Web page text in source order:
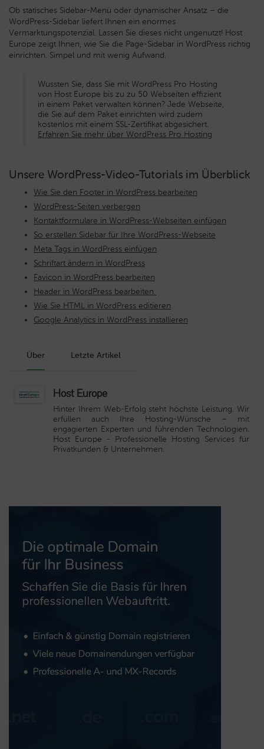
Ob statisches Sidebar-Menü oder dynamischer Ansatz – die
WordPress-Sidebar liefert Ihnen ein enormes
Vermarktungspotenzial. Lassen Sie dieses nicht ungenutzt! Host
Europe zeigt Ihnen, wie Sie die Page-Sidebar in WordPress richtig
einrichten. Simpel und mit wenig Aufwand.
Wussten Sie, dass Sie mit WordPress Pro Hosting
von Host Europe bis zu zu 50 Webseiten effizient
in einem Paket verwalten können? Jede Webseite,
die Sie auf dem Paket einrichten wird zudem
kostenlos mit einem SSL-Zertifikat abgesichert.
Erfahren Sie mehr über WordPress Pro Hosting
Unsere WordPress-Video-Tutorials im Überblick
Wie Sie den Footer in WordPress bearbeiten
WordPress-Seiten verbergen
Kontaktformulare in WordPress-Webseiten einfügen
So erstellen Sidebar für Ihre WordPress-Webseite
Meta Tags in WordPress einfügen
Schriftart ändern in WordPress
Favicon in WordPress bearbeiten
Header in WordPress bearbeiten
Wie Sie HTML in WordPress editieren
Google Analytics in WordPress installieren
Über Letzte Artikel
Host Europe
Hinter Ihrem Web-Erfolg steht höchste Leistung. Wir
erfüllen auch Ihre Hosting-Wünsche – mit
engagierten Experten und führenden Technologien.
Host Europe - Professionelle Hosting Services für
Privatkunden & Unternehmen.